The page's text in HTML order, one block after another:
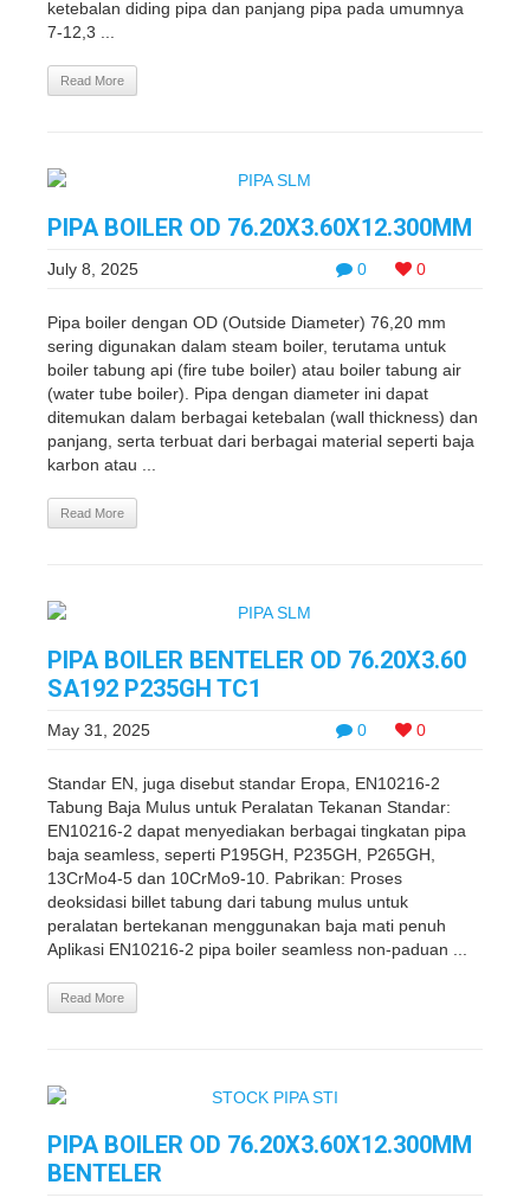
ketebalan diding pipa dan panjang pipa pada umumnya
7-12,3 ...
Read More
PIPA BOILER OD 76.20X3.60X12.300MM
0 0
July 8, 2025
Pipa boiler dengan OD (Outside Diameter) 76,20 mm
sering digunakan dalam steam boiler, terutama untuk
boiler tabung api (fire tube boiler) atau boiler tabung air
(water tube boiler). Pipa dengan diameter ini dapat
ditemukan dalam berbagai ketebalan (wall thickness) dan
panjang, serta terbuat dari berbagai material seperti baja
karbon atau ...
Read More
PIPA BOILER BENTELER OD 76.20X3.60
SA192 P235GH TC1
0 0
May 31, 2025
Standar EN, juga disebut standar Eropa, EN10216-2
Tabung Baja Mulus untuk Peralatan Tekanan Standar:
EN10216-2 dapat menyediakan berbagai tingkatan pipa
baja seamless, seperti P195GH, P235GH, P265GH,
13CrMo4-5 dan 10CrMo9-10. Pabrikan: Proses
deoksidasi billet tabung dari tabung mulus untuk
peralatan bertekanan menggunakan baja mati penuh
Aplikasi EN10216-2 pipa boiler seamless non-paduan ...
Read More
PIPA BOILER OD 76.20X3.60X12.300MM
BENTELER